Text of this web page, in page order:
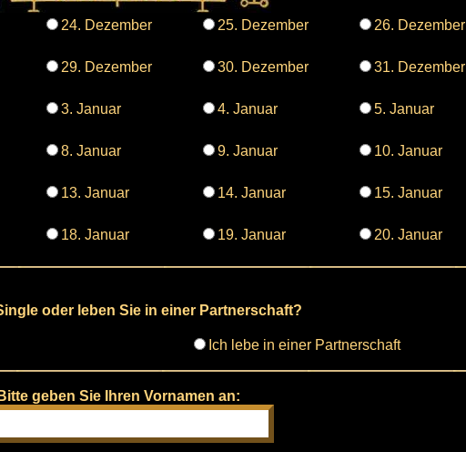
24. Dezember 25. Dezember 26. Dezember
29. Dezember 30. Dezember 31. Dezember
3. Januar 4. Januar 5. Januar
8. Januar 9. Januar 10. Januar
13. Januar 14. Januar 15. Januar
18. Januar 19. Januar 20. Januar
oder leben Sie in einer Partnerschaft?
Ich lebe in einer Partnerschaft
Bitte geben Sie Ihren Vornamen an: